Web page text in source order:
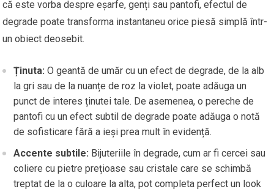
că este vorba despre eșarfe, genți sau pantofi, efectul de
degrade poate transforma instantaneu orice piesă simplă într-
un obiect deosebit.
Ținuta: O geantă de umăr cu un efect de degrade, de la alb
la gri sau de la nuanțe de roz la violet, poate adăuga un
punct de interes ținutei tale. De asemenea, o pereche de
pantofi cu un efect subtil de degrade poate adăuga o notă
de sofisticare fără a ieși prea mult în evidență.
Accente subtile: Bijuteriile în degrade, cum ar fi cercei sau
coliere cu pietre prețioase sau cristale care se schimbă
treptat de la o culoare la alta, pot completa perfect un look